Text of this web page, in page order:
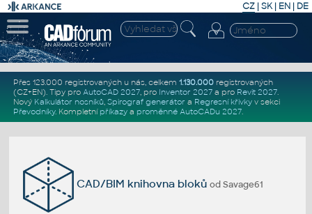
CZ | SK| EN | DE
Přes 123.000 registrovaných u nás, celkem 1.130.000registrovaných
(CZ+EN). Tipy pro AutoCAD 2027, pro Inventor 2027a pro Revit 2027.
Nový Kalkulátor nosníků, Spirograf generátor a Regresní křivkyv sekci
Převodníky. Kompletní příkazya proměnné AutoCADu 2027.
CAD/BIM knihovna blokůod Savage61